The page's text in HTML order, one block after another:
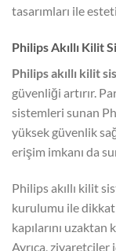
tasarımları ile
Philips Akıllı Kilit
Philips akıllı kilit
güvenliği artırır.
sistemleri sunan
yüksek güvenlik
erişim imkanı da
Philips akıllı kilit
kurulumu ile dikkat
kapılarını
Ayrıca,